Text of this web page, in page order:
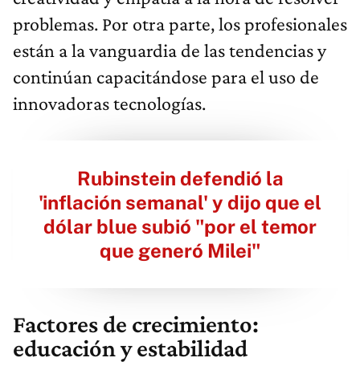
problemas. Por otra parte, los profesionales
están a la vanguardia de las tendencias y
continúan capacitándose para el uso de
innovadoras tecnologías.
Rubinstein defendió la
'inflación semanal' y dijo que el
dólar blue subió "por el temor
que generó Milei"
Factores de crecimiento:
educación y estabilidad